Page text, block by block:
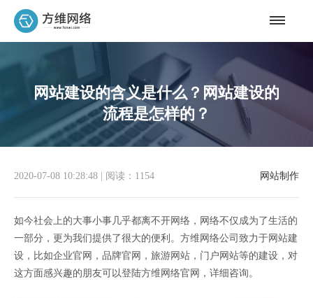
网站建设的含义是什么？网站建设的
流程是怎样的？
网站制作
2020-07-08 10:28:48 阅读：1154
如今社会上的大事小事几乎都离不开网络，网络不仅成为了生活的
一部分，更为我们提供了很大的便利。方维网络公司致力于网站建
设，比如企业官网，品牌官网，旅游网站，门户网站等的建设，对
这方面感兴趣的朋友可以登陆方维网络官网，详细咨询。